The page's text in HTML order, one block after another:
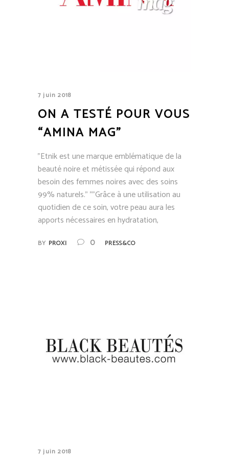
7 juin 2018
ON A TESTÉ POUR VOUS
“AMINA MAG”
"Etnik est une marque emblématique de la
beauté noire et métissée qui répond aux
besoin des femmes noires avec des soins
99% naturels." ""Grâce à une utilisation au
quotidien de ce soin, votre peau aura les
apports nécessaires en hydratation,
BY PROXI 0 PRESS&CO
7 juin 2018